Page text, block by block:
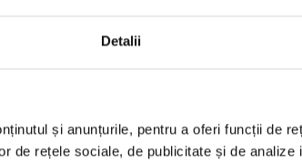
Detalii
și anunțurile, pentru a oferi funcții de
de rețele sociale, de publicitate și de
în sisteme de răcire. Acest Termostat Salus
oră din zi sau noapte.
iar ca și funcție de protecție este echipat